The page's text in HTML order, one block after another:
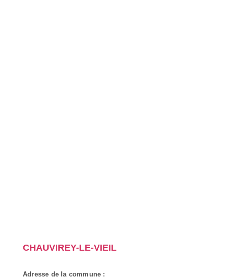
CHAUVIREY-LE-VIEIL
Adresse de la commune :